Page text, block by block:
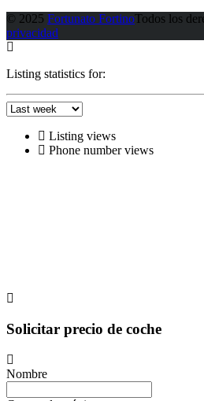
© 2025 Fortunato FortinoTodos los
privacidad
Listing statistics for:
Listing views
Phone number views
Solicitar precio de coche
Nombre